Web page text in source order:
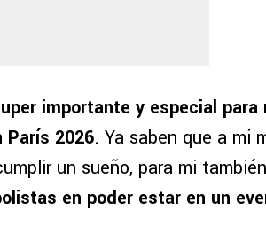
importante y especial para
París 2026. Ya saben que a mi
un sueño, para mi
en poder estar en un